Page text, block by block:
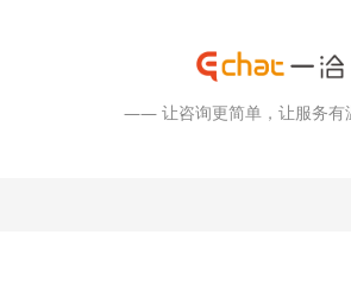
—— 让咨询更简单，让服务